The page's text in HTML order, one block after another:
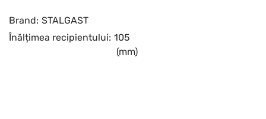
Brand: STALGAST
Înălțimea recipientului: 105
(mm)